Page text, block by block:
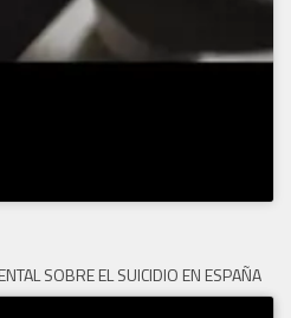
SOBRE EL SUICIDIO EN ESPAÑA